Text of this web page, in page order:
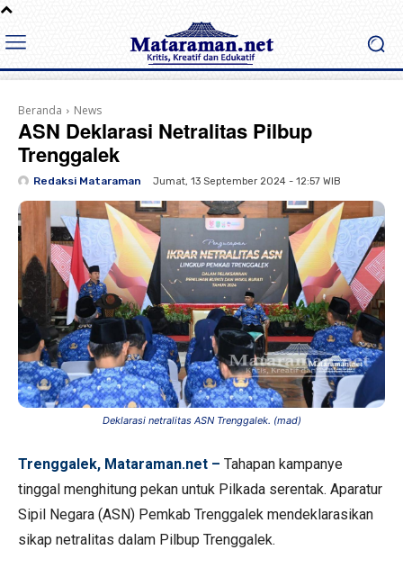
Beranda News
ASN Deklarasi Netralitas Pilbup
Trenggalek
Redaksi Mataraman Jumat, 13 September 2024 - 12:57 WIB
Deklarasi netralitas ASN Trenggalek. (mad)
Trenggalek, Mataraman.net – Tahapan kampanye
tinggal menghitung pekan untuk Pilkada serentak. Aparatur
Sipil Negara (ASN) Pemkab Trenggalek mendeklarasikan
sikap netralitas dalam Pilbup Trenggalek.